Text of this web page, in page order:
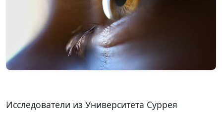
Исследователи из Университета Суррея